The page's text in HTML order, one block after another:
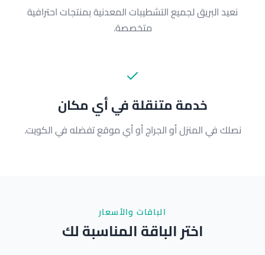
نعيد البريق لجميع التشطيبات المعدنية بمنتجات احترافية
متخصصة.
خدمة متنقلة في أي مكان
نصلك في المنزل أو الجراج أو أي موقع تفضله في الكويت.
الباقات والأسعار
اختر الباقة المناسبة لك